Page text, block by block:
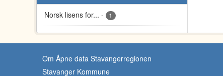
Norsk lisens for... - 1
Om Åpne data Stavangerregionen
Stavanger Kommune